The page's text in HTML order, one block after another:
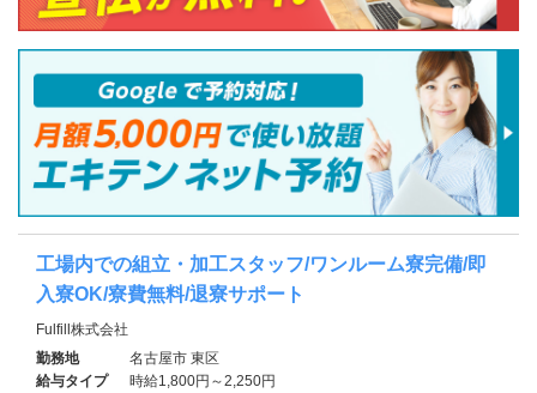
工場内での組立・加工スタッフ/ワンルーム寮完備/即
入寮OK/寮費無料/退寮サポート
Fulfill株式会社
勤務地
名古屋市 東区
給与タイプ
時給1,800円～2,250円